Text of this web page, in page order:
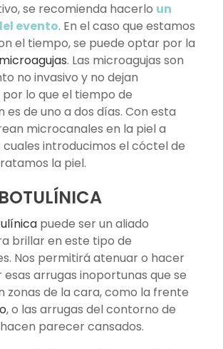
se recomienda hacerlo un
evento. En el caso que estamos
el tiempo, se puede optar por la
. Las microagujas son
no invasivo y no dejan
lo que el tiempo de
es de uno a dos días. Con esta
microcanales en la piel a
cuales introducimos el cóctel de
la piel.​
puede ser un aliado
brillar en este tipo de
Nos permitirá atenuar o hacer
arrugas inoportunas que se
zonas de la cara, como la frente
, o las arrugas del contorno de
parecer cansados.